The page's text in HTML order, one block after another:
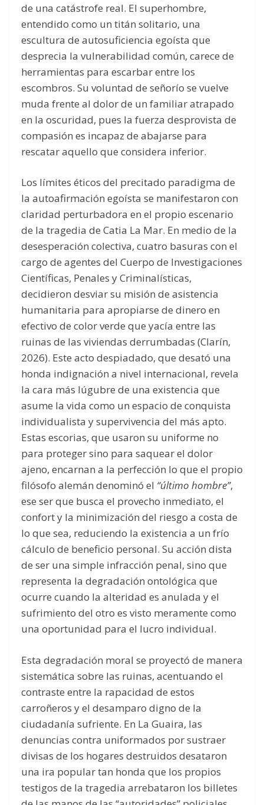
de una catástrofe real. El superhombre,
entendido como un titán solitario, una
escultura de autosuficiencia egoísta que
desprecia la vulnerabilidad común, carece de
herramientas para escarbar entre los
escombros. Su voluntad de señorío se vuelve
muda frente al dolor de un familiar atrapado
en la oscuridad, pues la fuerza desprovista de
compasión es incapaz de abajarse para
rescatar aquello que considera inferior.
Los límites éticos del precitado paradigma de
la autoafirmación egoísta se manifestaron con
claridad perturbadora en el propio escenario
de la tragedia de Catia La Mar. En medio de la
desesperación colectiva, cuatro basuras con el
cargo de agentes del Cuerpo de Investigaciones
Científicas, Penales y Criminalísticas,
decidieron desviar su misión de asistencia
humanitaria para apropiarse de dinero en
efectivo de color verde que yacía entre las
ruinas de las viviendas derrumbadas (Clarín,
2026). Este acto despiadado, que desató una
honda indignación a nivel internacional, revela
la cara más lúgubre de una existencia que
asume la vida como un espacio de conquista
individualista y supervivencia del más apto.
Estas escorias, que usaron su uniforme no
para proteger sino para saquear el dolor
ajeno, encarnan a la perfección lo que el propio
filósofo alemán denominó el “último hombre”,
ese ser que busca el provecho inmediato, el
confort y la minimización del riesgo a costa de
lo que sea, reduciendo la existencia a un frío
cálculo de beneficio personal. Su acción dista
de ser una simple infracción penal, sino que
representa la degradación ontológica que
ocurre cuando la alteridad es anulada y el
sufrimiento del otro es visto meramente como
una oportunidad para el lucro individual.
Esta degradación moral se proyectó de manera
sistemática sobre las ruinas, acentuando el
contraste entre la rapacidad de estos
carroñeros y el desamparo digno de la
ciudadanía sufriente. En La Guaira, las
denuncias contra uniformados por sustraer
divisas de los hogares destruidos desataron
una ira popular tan honda que los propios
testigos de la tragedia arrebataron los billetes